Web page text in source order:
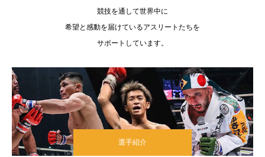
競技を通して世界中に
希望と感動を届けているアスリートたちを
サポートしています。
選手紹介